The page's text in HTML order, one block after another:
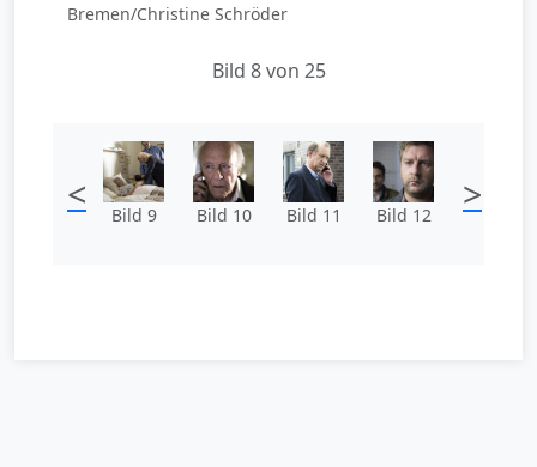
Bremen/Christine Schröder
Bild 8 von 25
< Bild 9 Bild 10 Bild 11 Bild 12 >